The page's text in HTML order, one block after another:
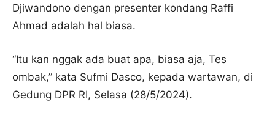
Djiwandono dengan presenter kondang Raffi
Ahmad adalah hal biasa.
“Itu kan nggak ada buat apa, biasa aja, Tes
ombak,” kata Sufmi Dasco, kepada wartawan, di
Gedung DPR RI, Selasa (28/5/2024).